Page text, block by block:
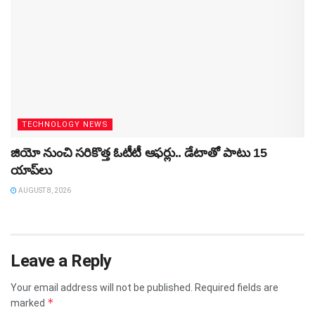
TECHNOLOGY NEWS
జియో నుంచి సరికొత్త ఓటీటీ ఆఫర్లు.. డేటాతో పాటు 15
యాప్‌లు
AUGUST 8, 2026
Leave a Reply
Your email address will not be published.
Required fields are
marked *